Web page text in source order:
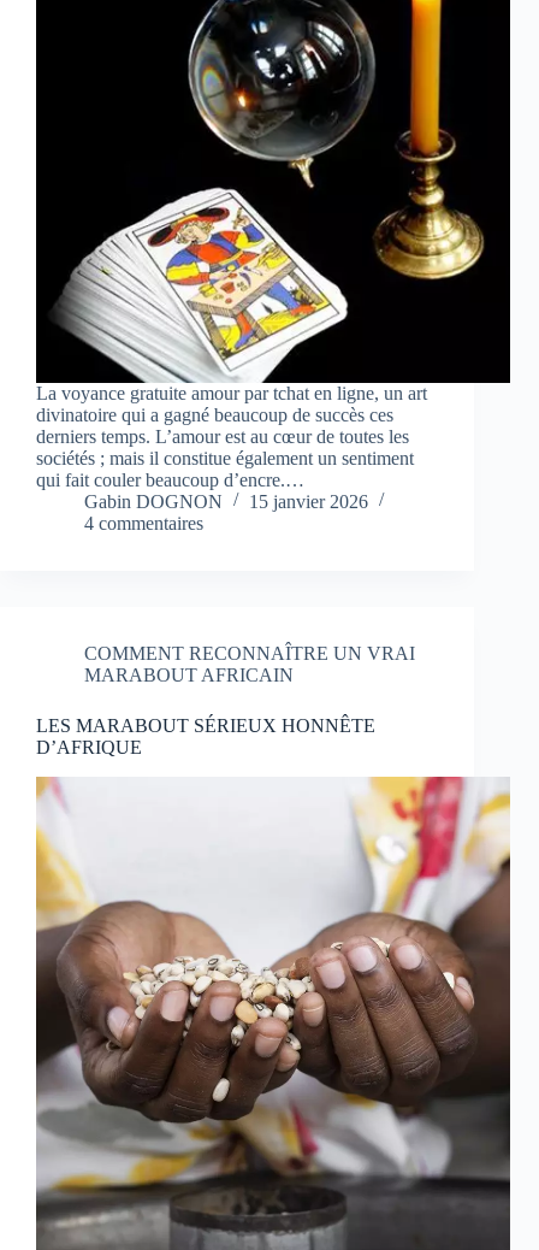
La voyance gratuite amour par tchat en ligne, un art
divinatoire qui a gagné beaucoup de succès ces
derniers temps. L’amour est au cœur de toutes les
sociétés ; mais il constitue également un sentiment
qui fait couler beaucoup d’encre.…
Gabin DOGNON
15 janvier 2026
4 commentaires
COMMENT RECONNAÎTRE UN VRAI
MARABOUT AFRICAIN
LES MARABOUT SÉRIEUX HONNÊTE
D’AFRIQUE